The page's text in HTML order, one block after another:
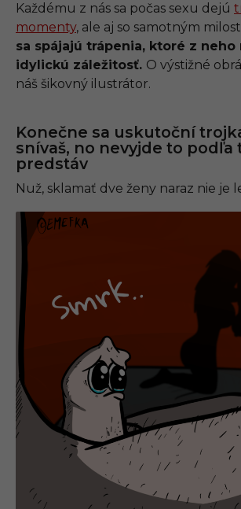
5
:
4
Každému z nás sa počas sexu dejú
momenty, ale aj so samotným
sa spájajú trápenia, ktoré z neho
idylickú záležitosť. O výstižné
náš šikovný ilustrátor.
Konečne sa uskutoční
snívaš, no nevyjde to podľa
predstáv
Nuž, sklamať dve ženy naraz nie je